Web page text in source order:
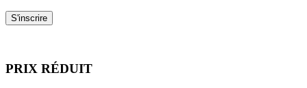
PRIX RÉDUIT